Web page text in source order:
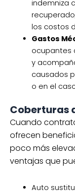
indemniza
los costos
Gastos
ocupantes
y
causados
o en el
Coberturas
Cuando
ofrecen
poco más
ventajas que
Auto